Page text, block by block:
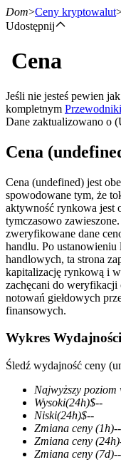
Kontrakty terminowe
Kontrakty
Kontrakty futures
Kontrakty
Kontrakty
TradFi
Dom>Ceny kryptowalut
Udostępnij
Cena
Jeśli nie jesteś pewien
kompletnym
Dane zaktualizowano o
Cena
Cena (undefined) jest
spowodowane tym, że
aktywność rynkowa jest
tymczasowo
zweryfikowane dane
handlu. Po
handlowych, ta strona
kapitalizację rynkową i
zachęcani do weryfikacji
notowań giełdowych
finansowych.
Wykres Wydajności
Śledź wydajność ceny
Najwyższy
Wysoki(24h)$--
Niski(24h)$--
Zmiana ceny (1h)--
Zmiana ceny (24h)
Zmiana ceny (7d)--